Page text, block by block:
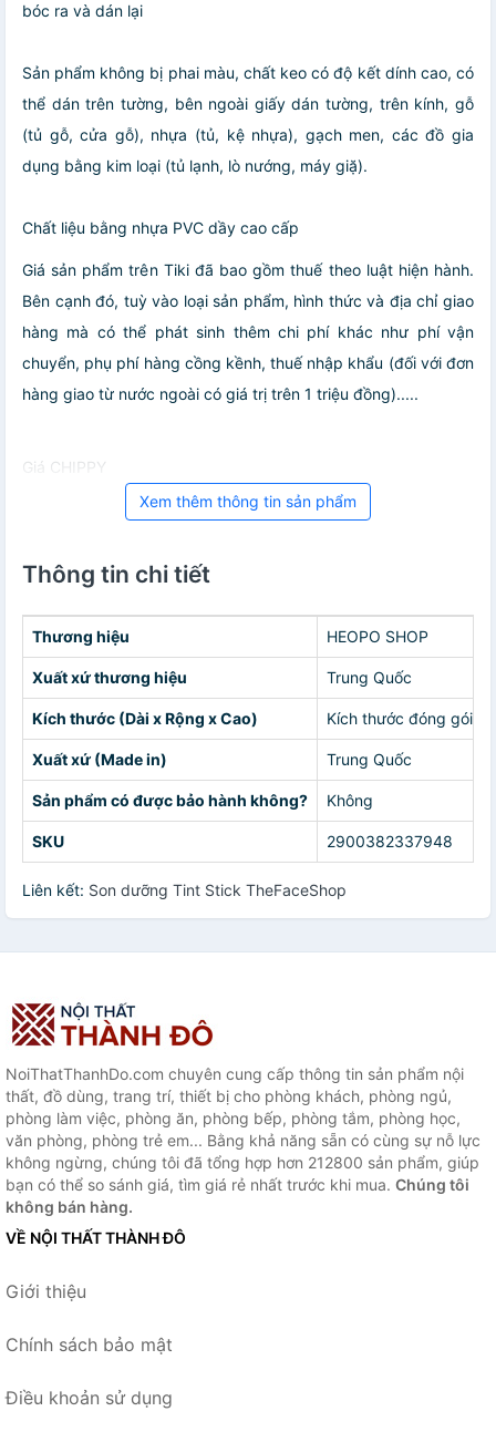
bóc ra và dán lại
Sản phẩm không bị phai màu, chất keo có độ kết dính cao, có
thể dán trên tường, bên ngoài giấy dán tường, trên kính, gỗ
(tủ gỗ, cửa gỗ), nhựa (tủ, kệ nhựa), gạch men, các đồ gia
dụng bằng kim loại (tủ lạnh, lò nướng, máy giặ).
Chất liệu bằng nhựa PVC dầy cao cấp
Giá sản phẩm trên Tiki đã bao gồm thuế theo luật hiện hành.
Bên cạnh đó, tuỳ vào loại sản phẩm, hình thức và địa chỉ giao
hàng mà có thể phát sinh thêm chi phí khác như phí vận
chuyển, phụ phí hàng cồng kềnh, thuế nhập khẩu (đối với đơn
hàng giao từ nước ngoài có giá trị trên 1 triệu đồng).....
Giá CHIPPY
Xem thêm thông tin sản phẩm
Thông tin chi tiết
Thương hiệu HEOPO SHOP
Xuất xứ thương hiệu Trung Quốc
Kích thước (Dài x Rộng x Cao) Kích thước đóng gói 1
Xuất xứ (Made in) Trung Quốc
Sản phẩm có được bảo hành không? Không
SKU 2900382337948
Liên kết: Son dưỡng Tint Stick TheFaceShop
NoiThatThanhDo.com chuyên cung cấp thông tin sản phẩm nội
thất, đồ dùng, trang trí, thiết bị cho phòng khách, phòng ngủ,
phòng làm việc, phòng ăn, phòng bếp, phòng tắm, phòng học,
văn phòng, phòng trẻ em... Bằng khả năng sẵn có cùng sự nỗ lực
không ngừng, chúng tôi đã tổng hợp hơn 212800 sản phẩm, giúp
bạn có thể so sánh giá, tìm giá rẻ nhất trước khi mua. Chúng tôi
không bán hàng.
VỀ NỘI THẤT THÀNH ĐÔ
Giới thiệu
Chính sách bảo mật
Điều khoản sử dụng